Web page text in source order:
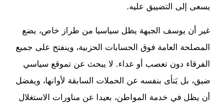
يسعى إلى التضييق عليه.
غير أن يوسف الجبهة يظل سياسيا من طراز خاص، يضع
المصلحة العامة فوق الحسابات الحزبية، وينفتح على جميع
الفرقاء دون تعصب أو عداء. لا يبحث عن تموقع سياسي
ضيق، بل يَنأى بنفسه عن الحملات السابقة لأوانها، ويفضل
أن يظل في خدمة المواطن، بعيدا عن مناورات الاستغلال